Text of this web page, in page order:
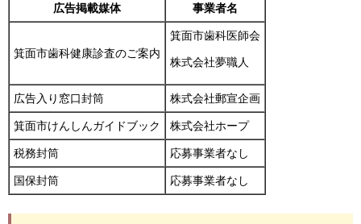
広告掲載媒体 事業者名
箕面市歯科健康診査のご案内
箕面市歯科医師会
株式会社夢職人
広告入り窓口封筒 株式会社郵宣企画
箕面市けんしんガイドブック 株式会社ホープ
税務封筒 応募事業者なし
国保封筒 応募事業者なし